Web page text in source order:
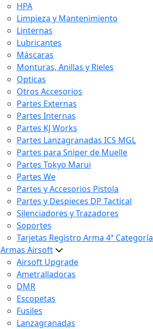
HPA
Limpieza y Mantenimiento
Linternas
Lubricantes
Máscaras
Monturas, Anillas y Rieles
Opticas
Otros Accesorios
Partes Externas
Partes Internas
Partes KJ Works
Partes Lanzagranadas ICS MGL
Partes para Sniper de Muelle
Partes Tokyo Marui
Partes We
Partes y Accesorios Pistola
Partes y Despieces DP Tactical
Silenciadores y Trazadores
Soportes
Tarjetas Registro Arma 4ª Categoría
Armas Airsoft
Airsoft Upgrade
Ametralladoras
DMR
Escopetas
Fusiles
Lanzagranadas